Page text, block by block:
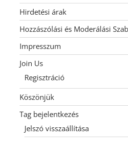
Hirdetési árak
Hozzászólási és Moderálási
Impresszum
Join Us
Regisztráció
Köszönjük
Tag bejelentkezés
Jelszó visszaállítása